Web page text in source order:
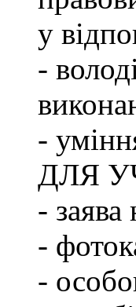
у
-
-
ДЛЯ
- заява
-
-